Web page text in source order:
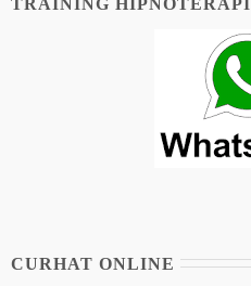
TRAINING HIPNOTERAPI
CURHAT ONLINE